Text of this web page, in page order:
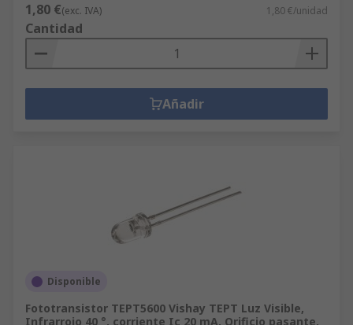
1,80 €(exc. IVA) 1,80 €/unidad
Cantidad
Añadir
Disponible
Fototransistor TEPT5600 Vishay TEPT Luz Visible,
Infrarrojo 40 °, corriente Ic 20 mA, Orificio pasante,